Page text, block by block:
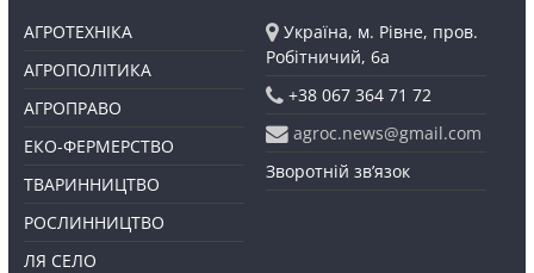
АГРОТЕХНІКА
АГРОПОЛІТИКА
АГРОПРАВО
ЕКО-ФЕРМЕРСТВО
ТВАРИННИЦТВО
РОСЛИННИЦТВО
ЛЯ СЕЛО
Україна, м. Рівне, пров.
Робітничий, 6а
+38 067 364 71 72
agroc.news@gmail.com
Зворотній зв’язок